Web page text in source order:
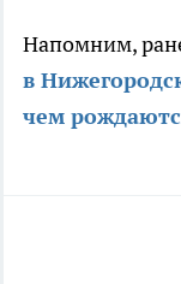
Напомним,
в
чем